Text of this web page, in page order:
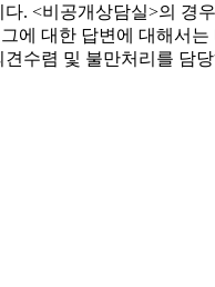
. <비공개상담실>의 경
에 대한 답변에 대해서
수렴 및 불만처리를 담